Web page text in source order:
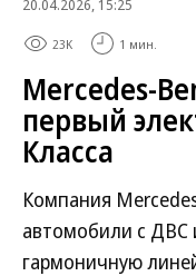
20.04.2026, 15:25
23K 1 мин.
Mercedes-
первый
Класса
Компания
автомобили с ДВС
гармоничную